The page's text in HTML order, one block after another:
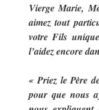
Vierge Marie,
aimez tout
votre Fils
l’aidez encore
« Priez le Père
pour que nous